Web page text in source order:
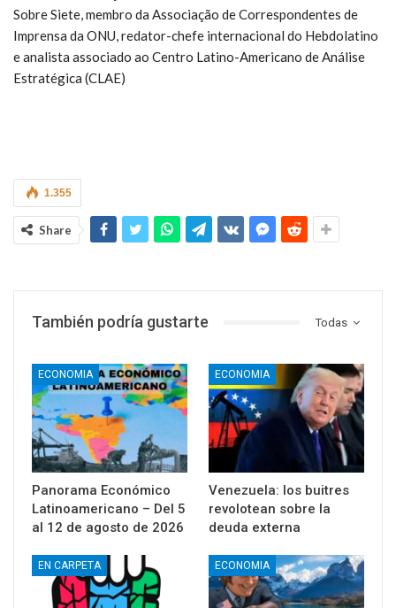
Sobre Siete, membro da Associação de Correspondentes de
Imprensa da ONU, redator-chefe internacional do Hebdolatino
e analista associado ao Centro Latino-Americano de Análise
Estratégica (CLAE)
1.355
Share
Todas
También podría gustarte
ECONOMIA
Panorama Económico
Latinoamericano – Del 5
al 12 de agosto de 2026
ECONOMIA
Venezuela: los buitres
revolotean sobre la
deuda externa
EN CARPETA ECONOMIA